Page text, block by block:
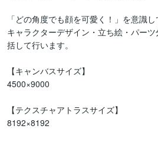
「どの角度でも顔を可愛く！」を意識し
キャラクターデザイン・立ち絵・パー
括して行います。
【キャンバスサイズ】
4500×9000
【テクスチャアトラスサイズ】
8192×8192